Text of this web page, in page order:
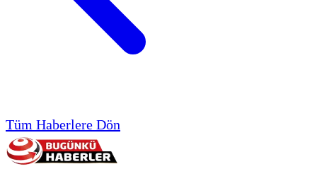
Tüm Haberlere Dön